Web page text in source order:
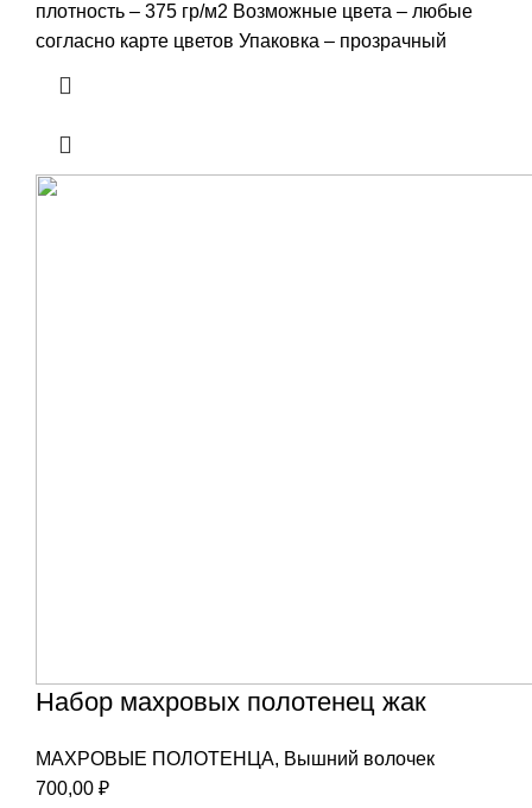
плотность – 375 гр/м2 Возможные цвета – любые
согласно карте цветов Упаковка – прозрачный
Набор махровых полотенец жак
МАХРОВЫЕ ПОЛОТЕНЦА, Вышний волочек
700,00 ₽